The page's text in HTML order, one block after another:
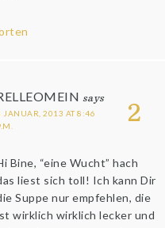
2
says
JANUAR, 2013 AT 8:46
Bine, “eine Wucht” hach
liest sich toll! Ich kann Dir
Suppe nur empfehlen, die
wirklich wirklich lecker und